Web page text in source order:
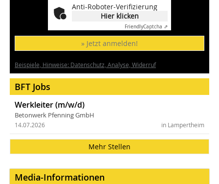
Anti-Roboter-Verifizierung
Hier klicken
FriendlyCaptcha ⇗
» Jetzt anmelden!
Beispiele, Hinweise: Datenschutz, Analyse, Widerruf
BFT Jobs
Werkleiter (m/w/d)
Betonwerk Pfenning GmbH
in Lampertheim
14.07.2026
Mehr Stellen
Media-Informationen